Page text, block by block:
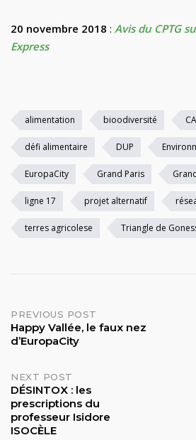
20 novembre 2018 : Avis du CPTG
Express
alimentation bioodiversité
défi alimentaire DUP
EuropaCity Grand Paris
ligne 17 projet alternatif
terres agricolese Triangle de
Post
navigation
PREVIOUS POST
Happy Vallée, le faux nez
d’EuropaCity
NEXT POST
DÉSINTOX : les
prescriptions du
professeur Isidore
ISOCÈLE